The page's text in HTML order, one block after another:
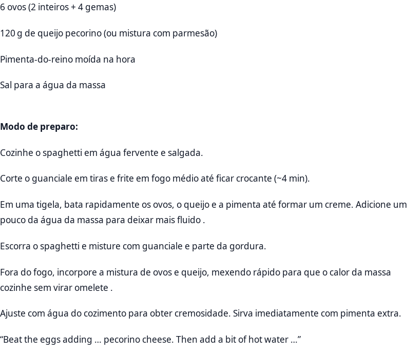
6 ovos (2 inteiros + 4 gemas)
120 g de queijo pecorino (ou mistura com parmesão)
Pimenta‑do‑reino moída na hora
Sal para a água da massa
Modo de preparo:
Cozinhe o spaghetti em água fervente e salgada.
Corte o guanciale em tiras e frite em fogo médio até ficar crocante (~4 min).
Em uma tigela, bata rapidamente os ovos, o queijo e a pimenta até formar um creme. Adicione um
pouco da água da massa para deixar mais fluido .
Escorra o spaghetti e misture com guanciale e parte da gordura.
Fora do fogo, incorpore a mistura de ovos e queijo, mexendo rápido para que o calor da massa
cozinhe sem virar omelete .
Ajuste com água do cozimento para obter cremosidade. Sirva imediatamente com pimenta extra.
“Beat the eggs adding … pecorino cheese. Then add a bit of hot water …”